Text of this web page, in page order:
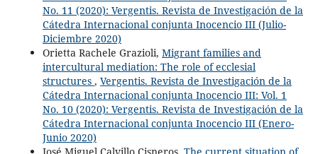
No. 11 (2020): Vergentis. Revista de Investigación de la
Cátedra Internacional conjunta Inocencio III (Julio-
Diciembre 2020)
Orietta Rachele Grazioli, Migrant families and
intercultural mediation: The role of ecclesial
structures , Vergentis. Revista de Investigación de la
Cátedra Internacional conjunta Inocencio III: Vol. 1
No. 10 (2020): Vergentis. Revista de Investigación de la
Cátedra Internacional conjunta Inocencio III (Enero-
Junio 2020)